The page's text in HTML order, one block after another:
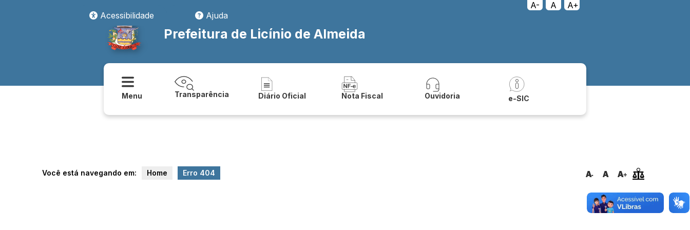
A- A
A+
Acessibilidade
Ajuda
Prefeitura de Licínio de Almeida
Menu Transparência Diário Oficial Nota Fiscal Ouvidoria e-SIC
Você está navegando em: Home Erro 404